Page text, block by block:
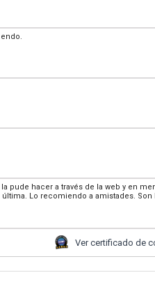
pude hacer a través de la web y en
Lo recomiendo a amistades. Son
Ver certificado de